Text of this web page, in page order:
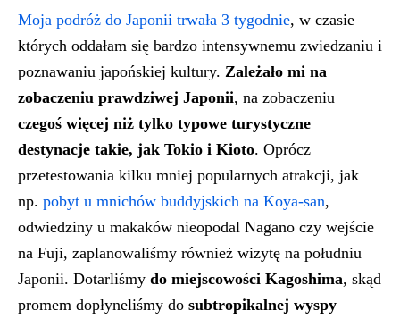
Moja podróż do Japonii trwała 3 tygodnie, w czasie
których oddałam się bardzo intensywnemu zwiedzaniu i
poznawaniu japońskiej kultury. Zależało mi na
zobaczeniu prawdziwej Japonii, na zobaczeniu
czegoś więcej niż tylko typowe turystyczne
destynacje takie, jak Tokio i Kioto. Oprócz
przetestowania kilku mniej popularnych atrakcji, jak
np. pobyt u mnichów buddyjskich na Koya-san,
odwiedziny u makaków nieopodal Nagano czy wejście
na Fuji, zaplanowaliśmy również wizytę na południu
Japonii. Dotarliśmy do miejscowości Kagoshima, skąd
promem dopłyneliśmy do subtropikalnej wyspy